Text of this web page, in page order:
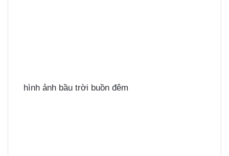
hình ảnh bầu trời buồn đêm